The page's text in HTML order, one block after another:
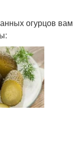
огурцов вам